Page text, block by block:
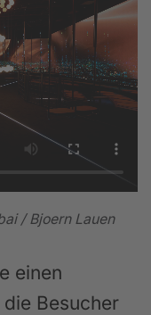
/ Bjoern Lauen
einen
Besucher